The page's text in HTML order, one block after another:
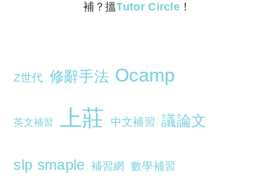
補？搵Tutor Circle ！
Z世代 修辭手法 Ocamp
英文補習 上莊 中文補習 議論文
slp smaple 補習網 數學補習